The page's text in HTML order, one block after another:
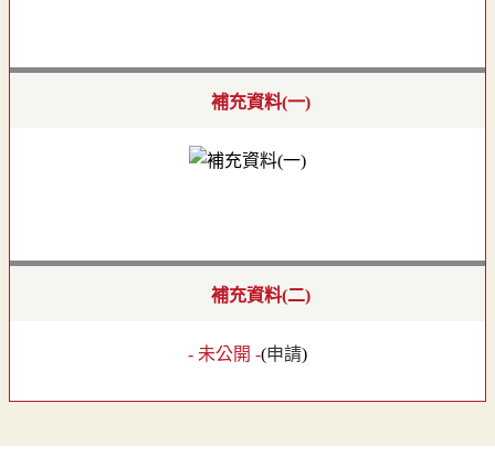
補充資料(一)
補充資料(二)
- 未公開 -(申請)